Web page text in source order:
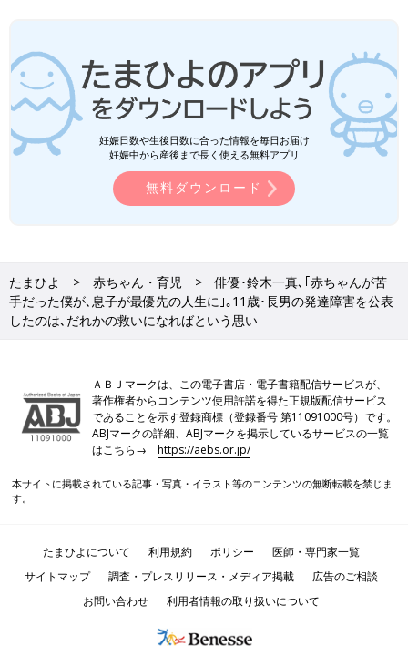
妊娠日数や生後日数に合った情報を毎日お届け
妊娠中から産後まで長く使える無料アプリ
無料ダウンロード
たまひよ 赤ちゃん・育児
俳優･鈴木一真､｢赤ちゃんが苦
手だった僕が､息子が最優先の人生に｣｡11歳･長男の発達障害を公表
したのは､だれかの救いになればという思い
ＡＢＪマークは、この電子書店・電子書籍配信サービスが、
著作権者からコンテンツ使用許諾を得た正規版配信サービス
であることを示す登録商標（登録番号 第11091000号）です。
ABJマークの詳細、ABJマークを掲示しているサービスの一覧
はこちら→https://aebs.or.jp/
本サイトに掲載されている記事・写真・イラスト等のコンテンツの無断転載を禁じま
す。
たまひよについて 利用規約 ポリシー
医師・専門家一覧
サイトマップ
調査・プレスリリース・メディア掲載
広告のご相談
お問い合わせ
利用者情報の取り扱いについて